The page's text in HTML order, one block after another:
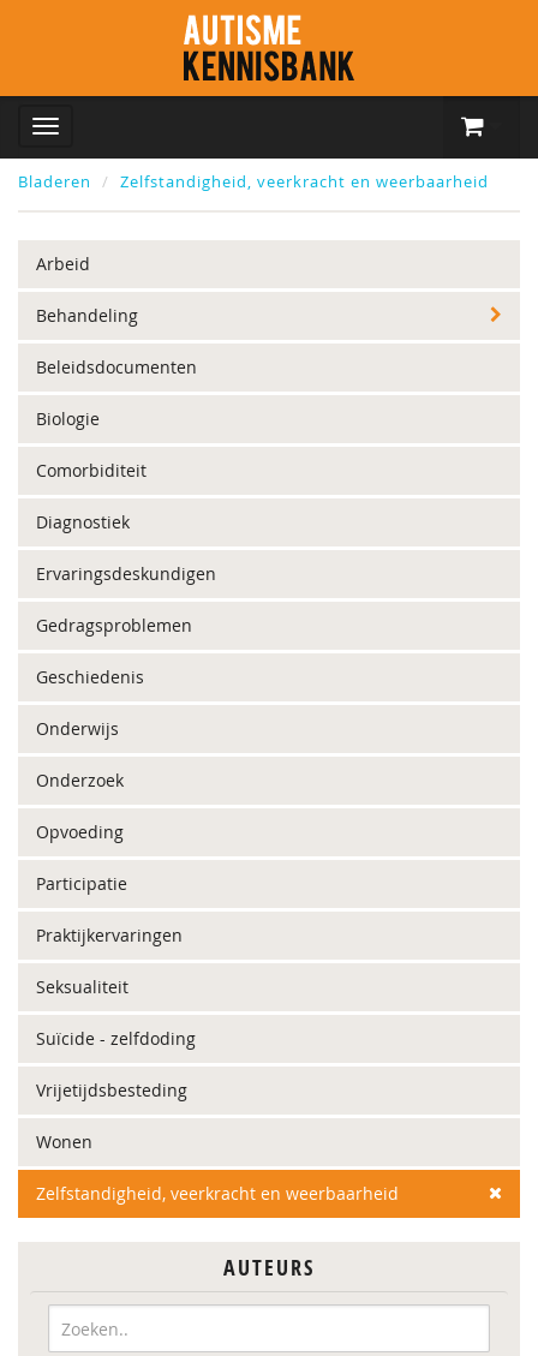
Bladeren Zelfstandigheid, veerkracht en weerbaarheid
Arbeid
Behandeling
Beleidsdocumenten
Biologie
Comorbiditeit
Diagnostiek
Ervaringsdeskundigen
Gedragsproblemen
Geschiedenis
Onderwijs
Onderzoek
Opvoeding
Participatie
Praktijkervaringen
Seksualiteit
Suïcide - zelfdoding
Vrijetijdsbesteding
Wonen
Zelfstandigheid, veerkracht en weerbaarheid
AUTEURS